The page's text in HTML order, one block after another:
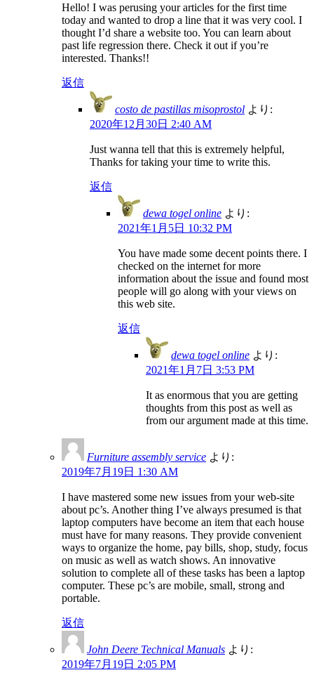
Hello! I was perusing your articles for the first time
today and wanted to drop a line that it was very cool. I
thought I’d share a website too. You can learn about
past life regression there. Check it out if you’re
interested. Thanks!!
返信
costo de pastillas misoprostol より:
2020年12月30日 2:40 AM
Just wanna tell that this is extremely helpful,
Thanks for taking your time to write this.
返信
dewa togel online より:
2021年1月5日 10:32 PM
You have made some decent points there. I
checked on the internet for more
information about the issue and found most
people will go along with your views on
this web site.
返信
dewa togel online より:
2021年1月7日 3:53 PM
It as enormous that you are getting
thoughts from this post as well as
from our argument made at this time.
Furniture assembly service より:
2019年7月19日 1:30 AM
I have mastered some new issues from your web-site
about pc’s. Another thing I’ve always presumed is that
laptop computers have become an item that each house
must have for many reasons. They provide convenient
ways to organize the home, pay bills, shop, study, focus
on music as well as watch shows. An innovative
solution to complete all of these tasks has been a laptop
computer. These pc’s are mobile, small, strong and
portable.
返信
John Deere Technical Manuals より:
2019年7月19日 2:05 PM